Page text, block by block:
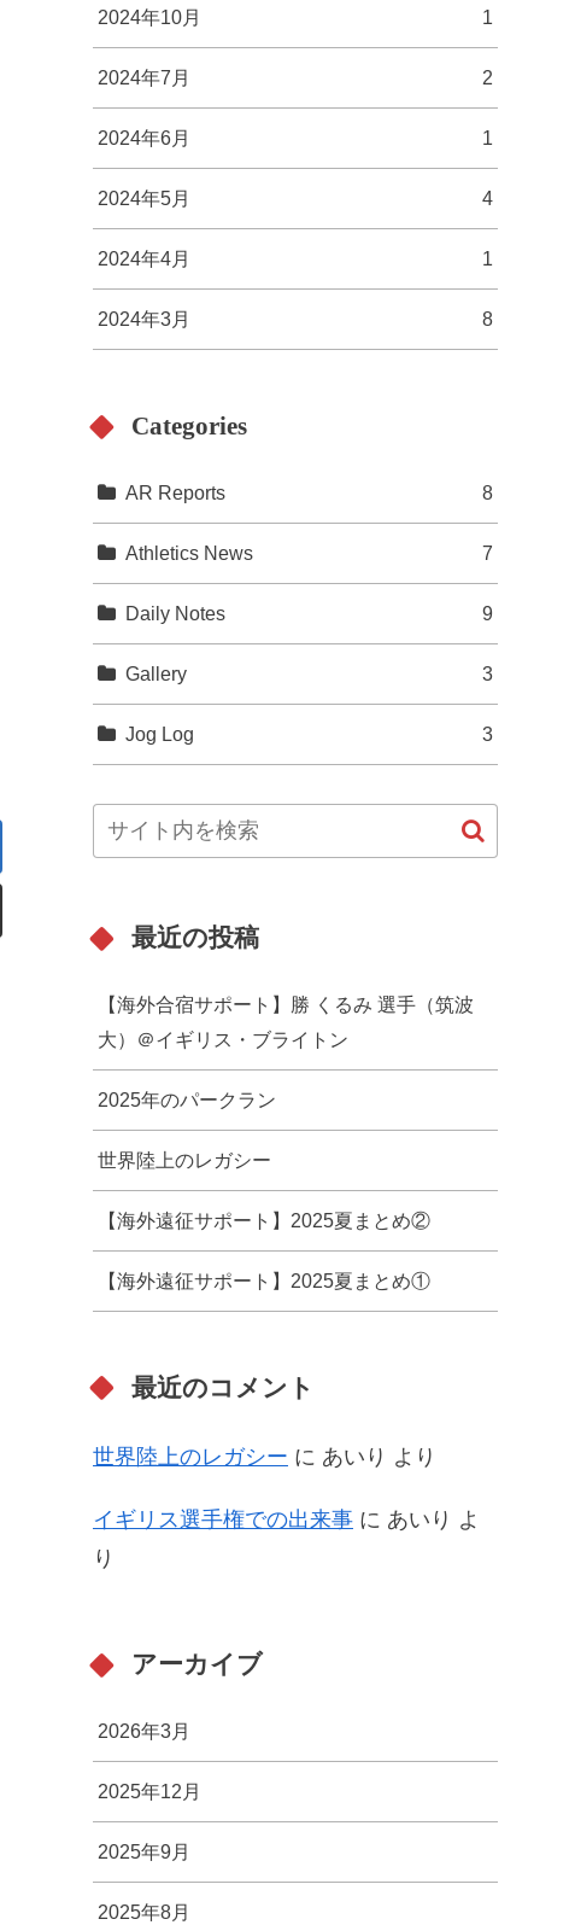
2024年10月 1
2024年7月 2
2024年6月 1
2024年5月 4
2024年4月 1
2024年3月 8
Categories
AR Reports 8
Athletics News 7
Daily Notes 9
Gallery 3
Jog Log 3
最近の投稿
【海外合宿サポート】勝 くるみ 選手（筑波
大）＠イギリス・ブライトン
2025年のパークラン
世界陸上のレガシー
【海外遠征サポート】2025夏まとめ②
【海外遠征サポート】2025夏まとめ①
最近のコメント
世界陸上のレガシー に あいり より
イギリス選手権での出来事 に あいり よ
り
アーカイブ
2026年3月
2025年12月
2025年9月
2025年8月